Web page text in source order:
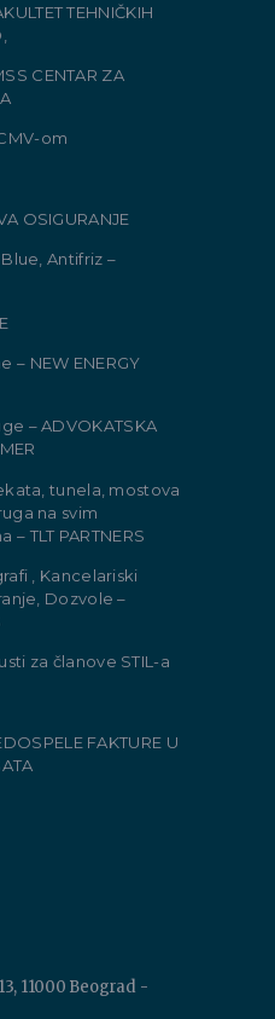
TEHNIČKIH
CENTAR ZA
om
OSIGURANJE
Antifriz –
– NEW ENERGY
– ADVOKATSKA
tunela, mostova
na svim
TLT PARTNERS
, Kancelariski
Dozvole –
za članove STIL-a
FAKTURE U
11000 Beograd -